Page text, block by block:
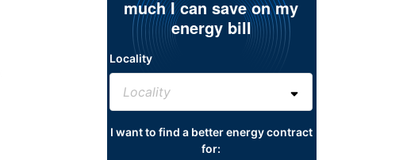
much I can save on my
energy bill
Locality
I want to find a better energy contract
for: